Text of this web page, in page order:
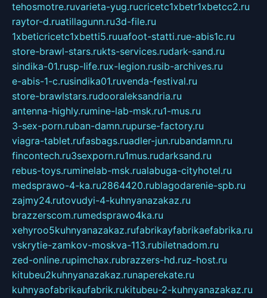
tehosmotre.ruvarieta-yug.rucricetc1xbetr1xbetcc2.ru
raytor-d.ruatillagunn.ru3d-file.ru
1xbeticricetc1xbetti5.ruuafoot-statti.rue-abis1c.ru
store-brawl-stars.rukts-services.rudark-sand.ru
sindika-01.rusp-life.rux-legion.rusib-archives.ru
e-abis-1-c.rusindika01.ruvenda-festival.ru
store-brawlstars.rudooraleksandria.ru
antenna-highly.rumine-lab-msk.ru1-mus.ru
3-sex-porn.ruban-damn.rupurse-factory.ru
viagra-tablet.rufasbags.ruadler-jun.rubandamn.ru
fincontech.ru3sexporn.ru1mus.rudarksand.ru
rebus-toys.ruminelab-msk.rualabuga-cityhotel.ru
medsprawo-4-ka.ru2864420.rublagodarenie-spb.ru
zajmy24.rutovudyi-4-kuhnyanazakaz.ru
brazzerscom.rumedsprawo4ka.ru
xehyroo5kuhnyanazakaz.rufabrikayfabrikaefabrika.ru
vskrytie-zamkov-moskva-113.rubiletnadom.ru
zed-online.rupimchax.rubrazzers-hd.ruz-host.ru
kitubeu2kuhnyanazakaz.runaperekate.ru
kuhnyaofabrikaufabrik.rukitubeu-2-kuhnyanazakaz.ru